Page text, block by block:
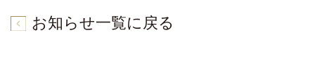
お知らせ一覧に戻る